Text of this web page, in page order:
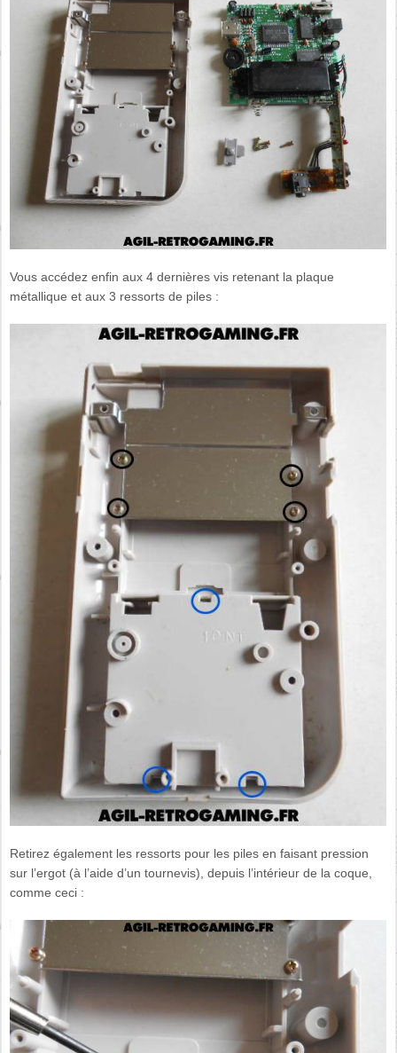
Vous accédez enfin aux 4 dernières vis retenant la plaque
métallique et aux 3 ressorts de piles :
Retirez également les ressorts pour les piles en faisant pression
sur l’ergot (à l’aide d’un tournevis), depuis l’intérieur de la coque,
comme ceci :